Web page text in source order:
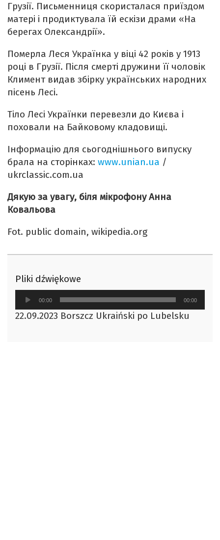
Грузії. Письменниця скористалася приїздом
матері і продиктувала їй ескізи драми «На
берегах Олександрії».
Померла Леся Українка у віці 42 років у 1913
році в Грузії. Після смерті дружини її чоловік
Климент видав збірку українських народних
пісень Лесі.
Тіло Лесі Українки перевезли до Києва і
поховали на Байковому кладовищі.
Інформацію для сьогоднішнього випуску
брала на сторінках: www.unian.ua /
ukrclassic.com.ua
Дякую за увагу, біля мікрофону Анна
Ковальова
Fot. public domain, wikipedia.org
Pliki dźwiękowe
Odtwarzacz
plików
dźwiękowych
00:00 00:00
22.09.2023 Borszcz Ukraiński po Lubelsku